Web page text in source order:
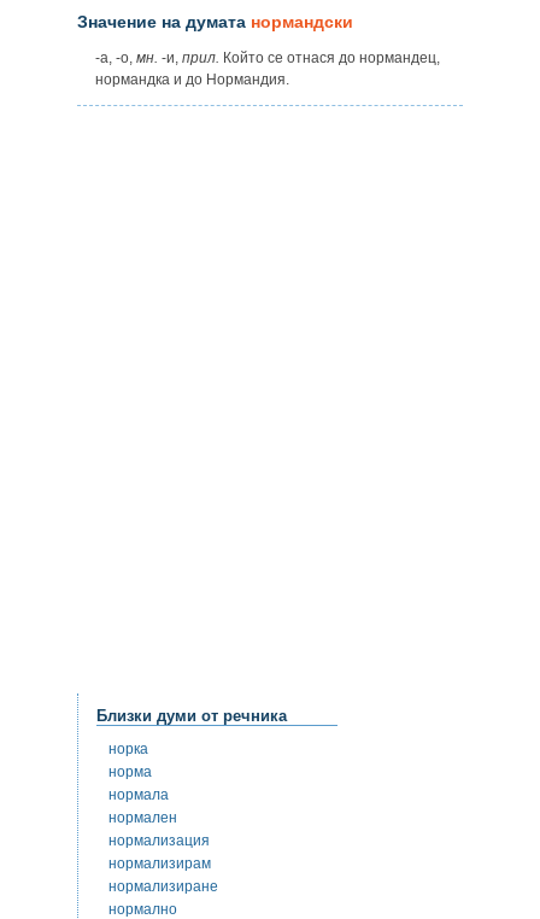
Значение на думата нормандски
-а, -о, мн. -и, прил. Който се отнася до нормандец,
нормандка и до Нормандия.
Близки думи от речника
норка
норма
нормала
нормален
нормализация
нормализирам
нормализиране
нормално